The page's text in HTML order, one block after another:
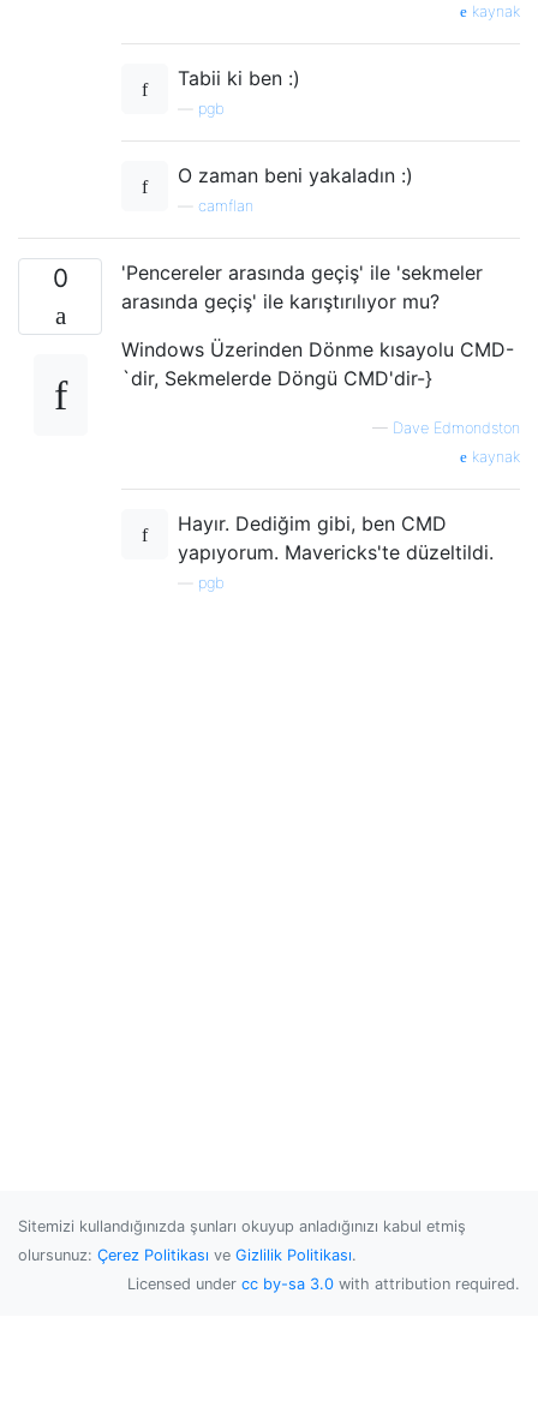
kaynak
Tabii ki ben :)
pgb
O zaman beni yakaladın :)
camflan
0
'Pencereler arasında geçiş' ile 'sekmeler
arasında geçiş' ile karıştırılıyor mu?
Windows Üzerinden Dönme kısayolu CMD-
`dir, Sekmelerde Döngü CMD'dir-}
— Dave Edmondston
kaynak
Hayır. Dediğim gibi, ben CMD
yapıyorum. Mavericks'te düzeltildi.
pgb
Sitemizi kullandığınızda şunları okuyup anladığınızı kabul etmiş
olursunuz: Çerez Politikası ve Gizlilik Politikası.
Licensed under cc by-sa 3.0 with attribution required.